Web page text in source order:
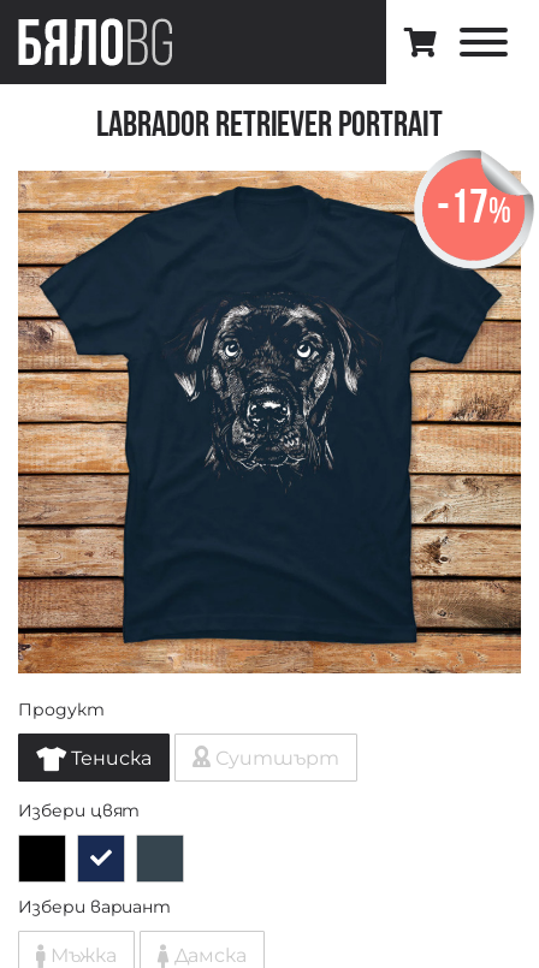
Labrador Retriever Portrait
-17%
Продукт
Тениска Суитшърт
Избери цвят
Избери вариант
Мъжка Дамска